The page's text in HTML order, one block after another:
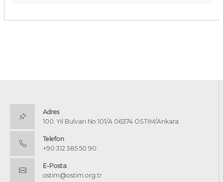
Adres
100. Yıl Bulvarı No:101/A 06374 OSTİM/Ankara
Telefon
+90 312 385 50 90
E-Posta
ostim@ostim.org.tr